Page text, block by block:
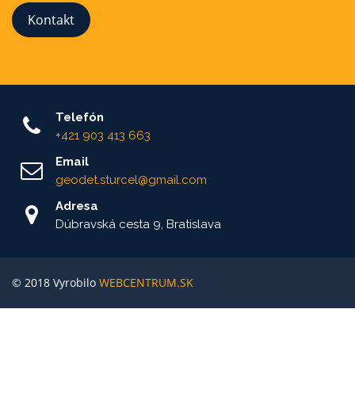
Kontakt
Telefón
+421 903 413 663
Email
geodet.sturcel@gmail.com
Adresa
Dúbravská cesta 9, Bratislava
© 2018 Vyrobilo WEBCENTRUM.SK